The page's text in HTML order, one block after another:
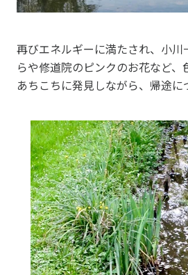
再びエネルギーに満たされ、小
らや修道院のピンクのお花など、
あちこちに発見しながら、帰途に